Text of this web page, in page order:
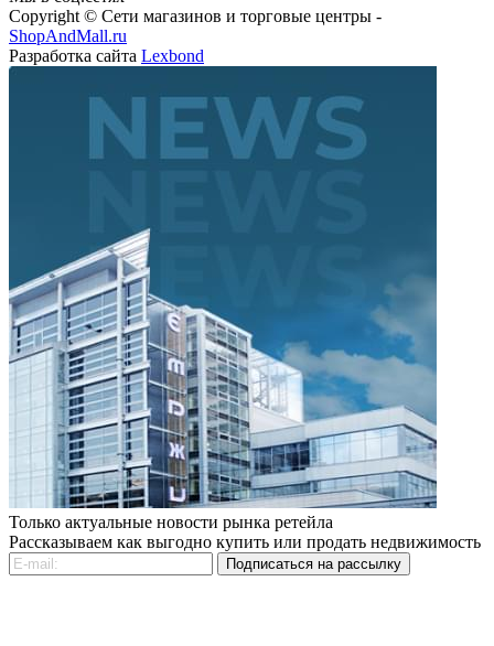
Copyright © Сети магазинов и торговые центры -
ShopAndMall.ru
Разработка сайта Lexbond
Только актуальные новости рынка ретейла
Рассказываем как выгодно купить или продать недвижимость